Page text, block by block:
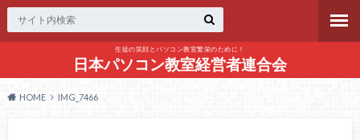
生徒の笑顔とパソコン教室繁栄のために！
日本パソコン教室経営者連合会
HOME IMG_7466